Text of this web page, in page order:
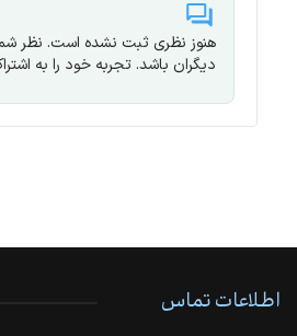
هنوز نظری ثبت نشده است. نظر
دیگران باشد. تجربه خود را به
اطلاعات تماس